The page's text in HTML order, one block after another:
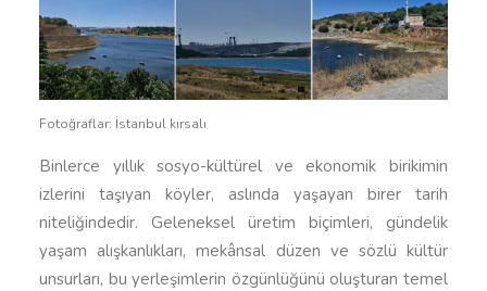
Fotoğraflar: İstanbul kırsalı
Binlerce yıllık sosyo-kültürel ve ekonomik birikimin
izlerini taşıyan köyler, aslında yaşayan birer tarih
niteliğindedir. Geleneksel üretim biçimleri, gündelik
yaşam alışkanlıkları, mekânsal düzen ve sözlü kültür
unsurları, bu yerleşimlerin özgünlüğünü oluşturan temel